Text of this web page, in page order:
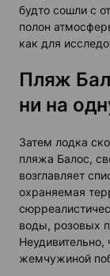
будто сошли с
полон
как для
Пляж
ни на
Затем лодка
пляжа Балос,
возглавляет
охраняемая
воды, розовых
Неудивительно,
жемчужиной